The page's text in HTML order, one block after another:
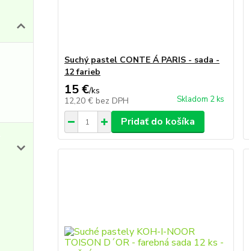
Suchý pastel CONTE Á PARIS - sada -
12 farieb
15 €/ks
12,20 € bez DPH Skladom 2 ks
Pridať do košíka